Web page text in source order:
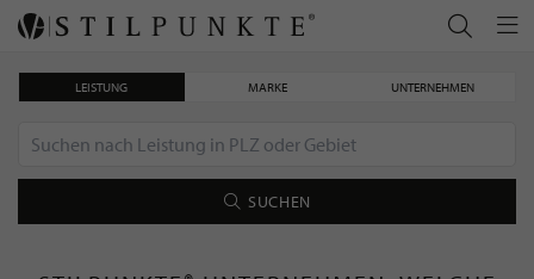
LEISTUNG MARKE UNTERNEHMEN
SUCHEN